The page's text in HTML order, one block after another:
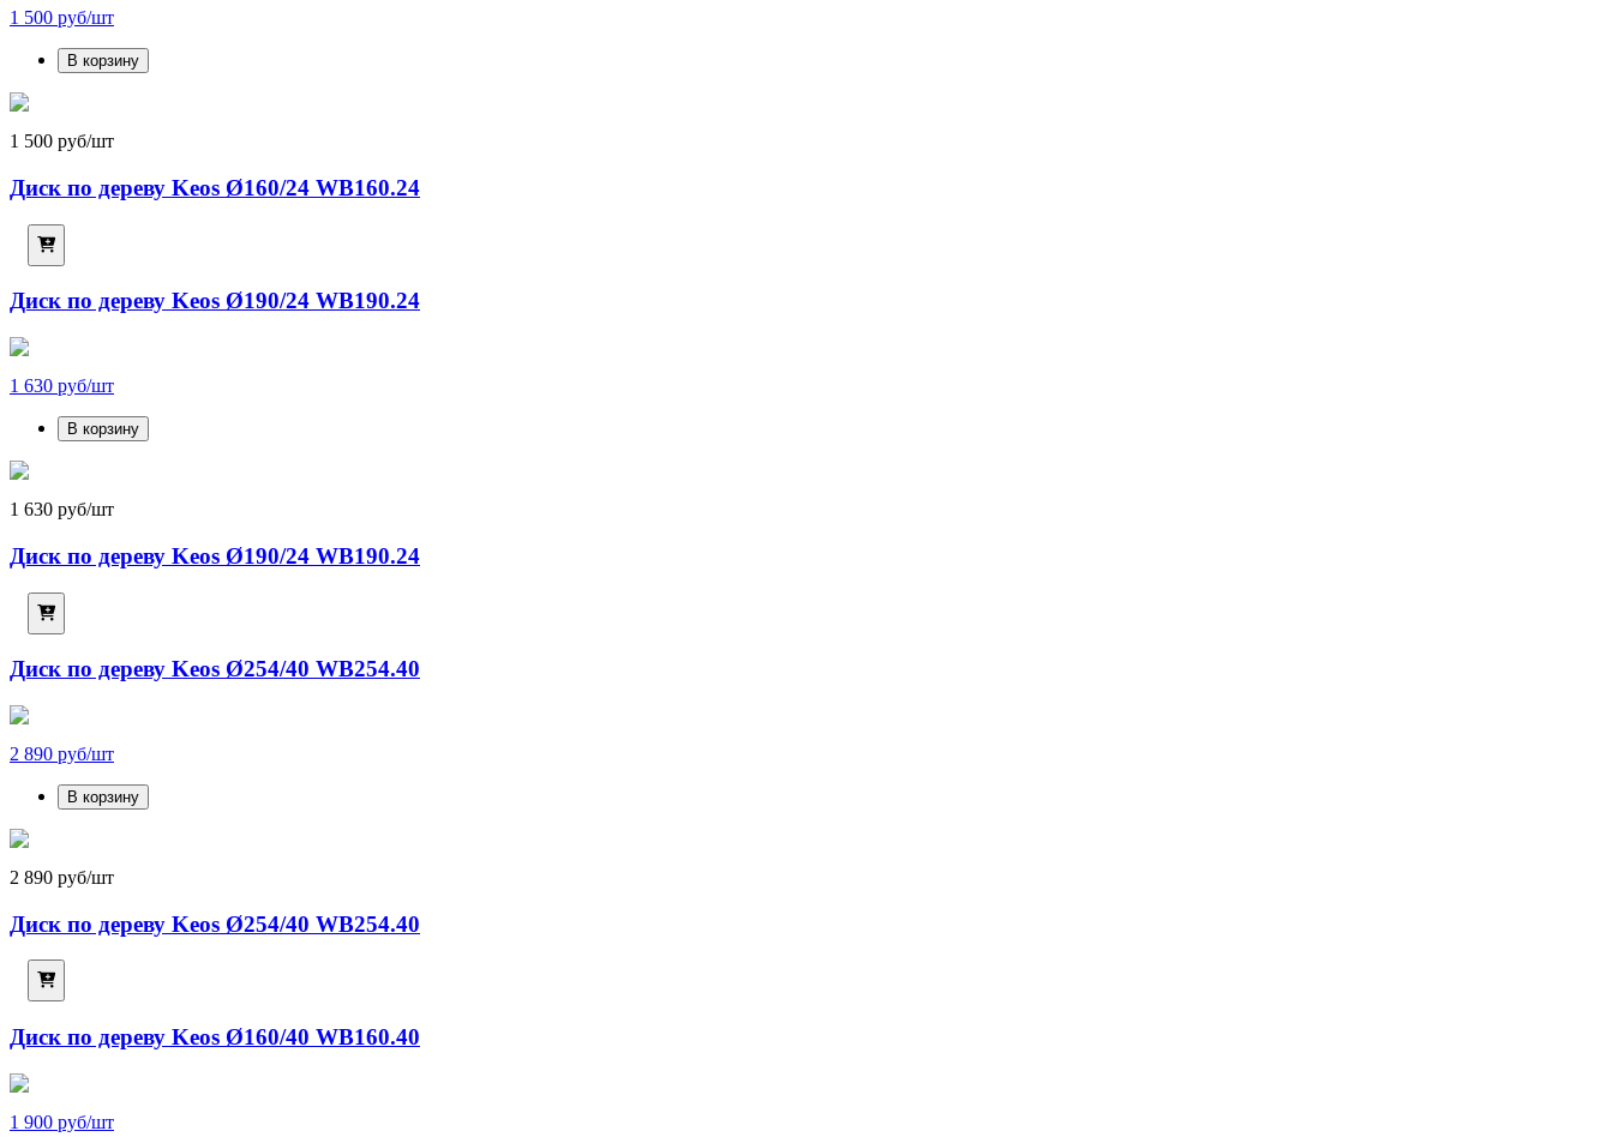
1 500 руб/шт
В корзину
1 500 руб/шт
Диск по дереву Keos Ø160/24 WB160.24
Диск по дереву Keos Ø190/24 WB190.24
1 630 руб/шт
В корзину
1 630 руб/шт
Диск по дереву Keos Ø190/24 WB190.24
Диск по дереву Keos Ø254/40 WB254.40
2 890 руб/шт
В корзину
2 890 руб/шт
Диск по дереву Keos Ø254/40 WB254.40
Диск по дереву Keos Ø160/40 WB160.40
1 900 руб/шт